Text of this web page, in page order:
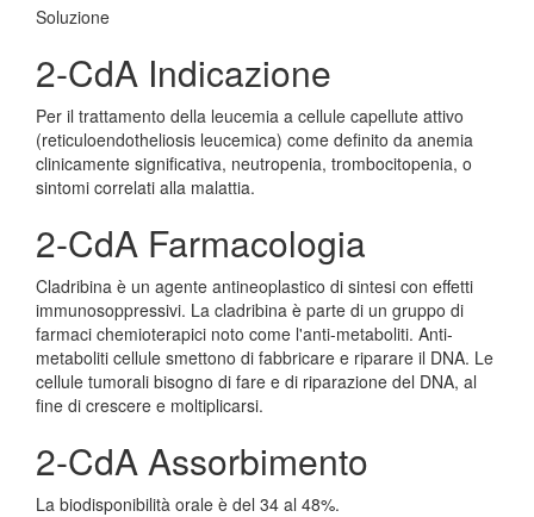
Soluzione
2-CdA Indicazione
Per il trattamento della leucemia a cellule capellute attivo
(reticuloendotheliosis leucemica) come definito da anemia
clinicamente significativa, neutropenia, trombocitopenia, o
sintomi correlati alla malattia.
2-CdA Farmacologia
Cladribina è un agente antineoplastico di sintesi con effetti
immunosoppressivi. La cladribina è parte di un gruppo di
farmaci chemioterapici noto come l'anti-metaboliti. Anti-
metaboliti cellule smettono di fabbricare e riparare il DNA. Le
cellule tumorali bisogno di fare e di riparazione del DNA, al
fine di crescere e moltiplicarsi.
2-CdA Assorbimento
La biodisponibilità orale è del 34 al 48%.